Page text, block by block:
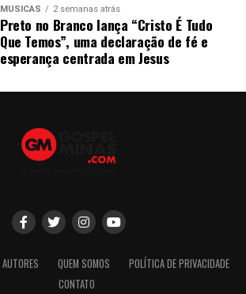
MÚSICAS 2 semanas atrás
Preto no Branco lança “Cristo É Tudo
Que Temos”, uma declaração de fé e
esperança centrada em Jesus
AUTORES QUEM SOMOS
POLÍTICA DE PRIVACIDADE
CONTATO